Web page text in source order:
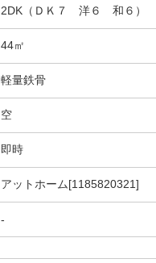
2DK（ＤＫ７ 洋６ 和６）
44㎡
軽量鉄骨
空
即時
アットホーム[1185820321]
-